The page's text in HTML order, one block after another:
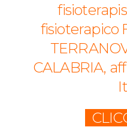
fisioterapico
CALABRIA,